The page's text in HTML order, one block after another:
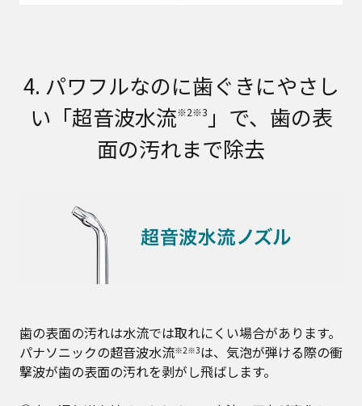
4. パワフルなのに歯ぐきにやさし
い「超音波水流※2※3 」で、歯の表
面の汚れまで除去
歯の表面の汚れは水流では取れにくい場合があります。
パナソニックの超音波水流※2※3は、気泡が弾ける際の衝
撃波が歯の表面の汚れを剥がし飛ばします。